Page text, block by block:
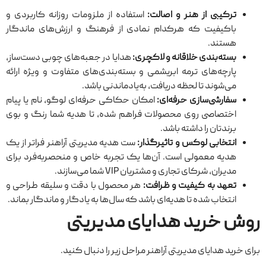
ترکیبی از هنر و اصالت: استفاده از ملزومات روزانه کاربردی و
باکیفیت که هرکدام نمادی از فرهنگ و ارزش‌های ماندگار
هستند.
بسته‌بندی خلاقانه و لاکچری:هدایا در جعبه‌های چوبی دست‌ساز،
پارچه‌های ترمه ابریشمی و بسته‌بندی‌های متفاوت و ویژه ارائه
می‌شوند تا لحظه‌ دریافت، به‌یادماندنی باشد.
سفارشی‌سازی حرفه‌ای:امکان حکاکی حرفه‌ای لوگو، نام یا پیام
اختصاصی روی محصولات فراهم شده، تا هدیه شما رنگ و بوی
برندتان را داشته باشد.
انتخابی لوکس و تاثیرگذار:ست هدیه مدیریتی آراهنر فراتر از یک
هدیه معمولی است. آن‌ها یک تجربه خاص و منحصربه‌فرد برای
مدیران، شرکای تجاری و مشتریان VIP شما می‌سازند.
تعهد به کیفیت و ظرافت: هر محصول با دقت و سلیقه طراحی و
انتخاب شده تا هدیه‌ای باشد که سال‌ها به یادگار و ماندگار بماند.
روش خرید هدایای مدیریتی
برای خرید هدایای مدیریتی آراهنر مراحل زیر را دنبال کنید.